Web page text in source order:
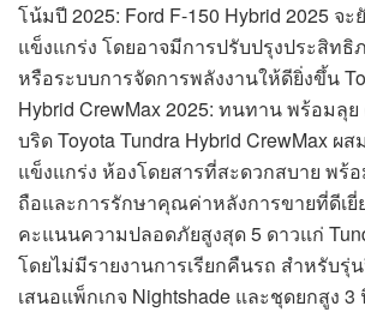
โน้มปี 2025: Ford F-150 Hybrid 2025 จะ
แข็งแกร่ง โดยอาจมีการปรับปรุงประสิทธิ
หรือระบบการจัดการพลังงานให้ดียิ่งขึ้น
Hybrid CrewMax 2025: ทนทาน พร้อมลุ
บริด Toyota Tundra Hybrid CrewMax
แข็งแกร่ง ห้องโดยสารที่สะดวกสบาย พร้
ถือและการรักษาคุณค่าหลังการขายที่ดีเยี่
คะแนนความปลอดภัยสูงสุด 5 ดาวแก่
โดยไม่มีรายงานการเรียกคืนรถ สำหรับรุ่
เสนอแพ็กเกจ Nightshade และชุดยกสูง 3